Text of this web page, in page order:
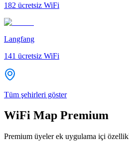
182 ücretsiz WiFi
Langfang
141 ücretsiz WiFi
Tüm şehirleri göster
WiFi Map Premium
Premium üyeler ek uygulama içi